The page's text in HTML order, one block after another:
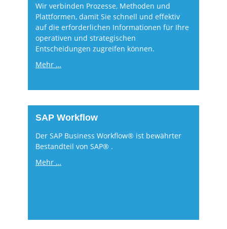
Wir verbinden Prozesse, Methoden und
Plattformen, damit Sie schnell und effektiv
auf die erforderlichen Informationen für Ihre
operativen und strategischen
Entscheidungen zugreifen können.
Mehr …
SAP Workflow
Der SAP Business Workflow® ist bewährter
Bestandteil von SAP® .
Mehr …